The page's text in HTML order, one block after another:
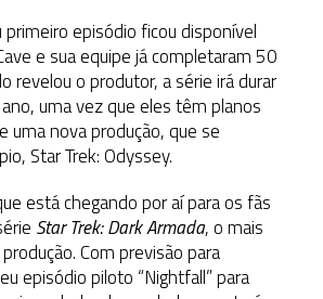
episódio ficou disponível
e sua equipe já completaram 50
revelou o produtor, a série irá durar
uma vez que eles têm planos
uma nova produção, que se
Star Trek: Odyssey.
está chegando por aí para os fãs
Star Trek: Dark Armada, o mais
Com previsão para
episódio piloto “Nightfall” para